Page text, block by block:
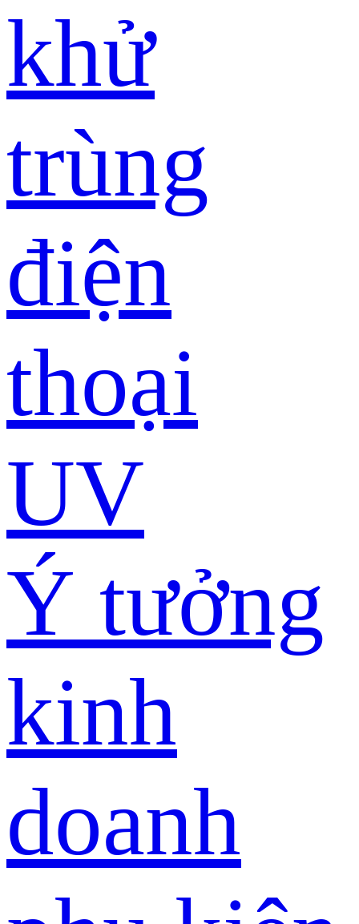
khử
trùng
điện
thoại
UV
Ý tưởng
kinh
doanh